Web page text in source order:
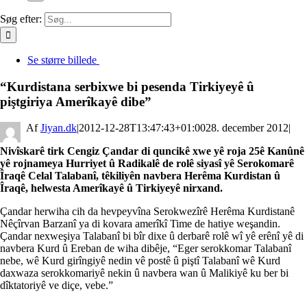
Søg efter:
Se større billede
“Kurdistana serbixwe bi pesenda Tirkiyeyê û
piştgiriya Amerîkayê dibeˮ
By Jiyan.dk|2012-12-28T13:47:43+01:0028. december 2012|
Nivîskarê tirk Cengiz Çandar di quncikê xwe yê roja 25ê Kanûnê
yê rojnameya Hurriyet û Radikalê de rolê siyasî yê Serokomarê
Îraqê Celal Talabanî, têkiliyên navbera Herêma Kurdistan û
Îraqê, helwesta Amerîkayê û Tirkiyeyê nirxand.
Çandar herwiha cih da hevpeyvîna Serokwezîrê Herêma Kurdistanê
Nêçîrvan Barzanî ya di kovara amerîkî Time de hatiye weşandin.
Çandar nexweşiya Talabanî bi bîr dixe û derbarê rolê wî yê erênî yê di
navbera Kurd û Ereban de wiha dibêje, “Eger serokkomar Talabanî
nebe, wê Kurd girîngiyê nedin vê postê û piştî Talabanî wê Kurd
daxwaza serokkomariyê nekin û navbera wan û Malikiyê ku ber bi
dîktatoriyê ve diçe, vebe.ˮ